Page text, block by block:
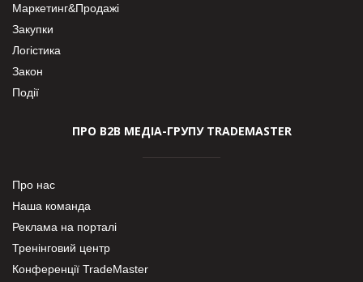
Маркетинг&Продажі
Закупки
Логістика
Закон
Події
ПРО В2В МЕДІА-ГРУПУ TRADEMASTER
Про нас
Наша команда
Реклама на порталі
Тренінговий центр
Конференції TradeMaster